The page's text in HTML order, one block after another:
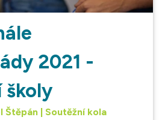
2021 -
školy
Štěpán | Soutěžní kola